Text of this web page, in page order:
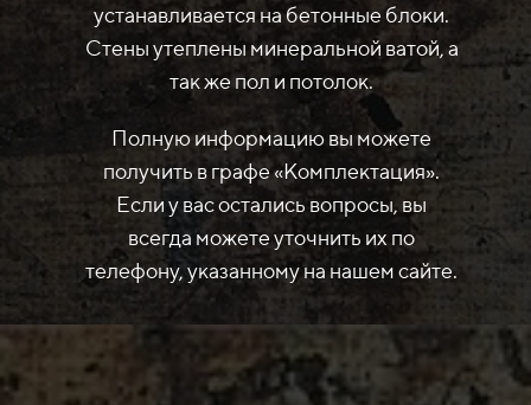
устанавливается на бетонные блоки.
Стены утеплены минеральной ватой, а
так же пол и потолок.
Полную информацию вы можете
получить в графе «Комплектация».
Если у вас остались вопросы, вы
всегда можете уточнить их по
телефону, указанному на нашем сайте.